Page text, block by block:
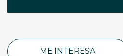
ME INTERESA